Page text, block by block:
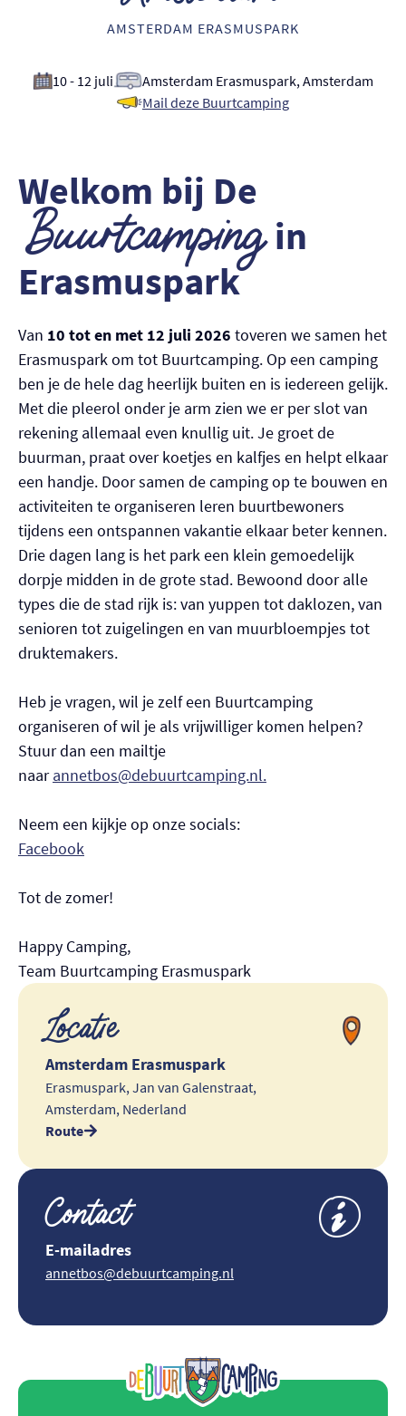
Nederlands
AMSTERDAM ERASMUSPARK
10 - 12 juli
Amsterdam Erasmuspark, Amsterdam
Mail deze Buurtcamping
Welkom bij De
Buurtcampingin
Erasmuspark
Van 10 tot en met 12 juli 2026 toveren we samen het
Erasmuspark om tot Buurtcamping. Op een camping
ben je de hele dag heerlijk buiten en is iedereen gelijk.
Met die pleerol onder je arm zien we er per slot van
rekening allemaal even knullig uit. Je groet de
buurman, praat over koetjes en kalfjes en helpt elkaar
een handje. Door samen de camping op te bouwen en
activiteiten te organiseren leren buurtbewoners
tijdens een ontspannen vakantie elkaar beter kennen.
Drie dagen lang is het park een klein gemoedelijk
dorpje midden in de grote stad. Bewoond door alle
types die de stad rijk is: van yuppen tot daklozen, van
senioren tot zuigelingen en van muurbloempjes tot
druktemakers.
Heb je vragen, wil je zelf een Buurtcamping
organiseren of wil je als vrijwilliger komen helpen?
Stuur dan een mailtje
naarannetbos@debuurtcamping.nl.
Neem een kijkje op onze socials:
Facebook
Tot de zomer!
Happy Camping,
Team Buurtcamping Erasmuspark
Locatie
Amsterdam Erasmuspark
Erasmuspark, Jan van Galenstraat,
Amsterdam, Nederland
Route
Contact
E-mailadres
annetbos@debuurtcamping.nl